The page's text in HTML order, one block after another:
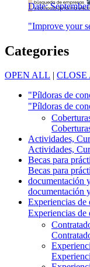
Date:
"Improve your
Categories
OPEN ALL | CLOSE
"Píldoras de
"Píldoras de
Actividades,
Actividades,
Becas para
Becas para
documentación
documentación
Experiencias
Experiencias